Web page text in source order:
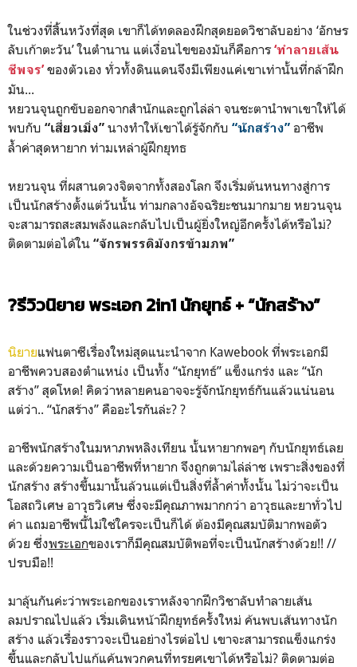
ในช่วงที่สิ้นหวังที่สุด เขาก็ได้ทดลองฝึกสุดยอดวิชาลับอย่าง ‘อักษร
ลับเก้าตะวัน’ ในตำนาน แต่เงื่อนไขของมันก็คือการ ‘ทำลายเส้น
ชีพจร’ ของตัวเอง ทั่วทั้งดินแดนจึงมีเพียงแค่เขาเท่านั้นที่กล้าฝึก
มัน...
หยวนจุนถูกขับออกจากสำนักและถูกไล่ล่า จนชะตานำพาเขาให้ได้
พบกับ “เสี่ยวเมิ่ง” นางทำให้เขาได้รู้จักกับ “นักสร้าง” อาชีพ
ล้ำค่าสุดหายาก ท่ามเหล่าผู้ฝึกยุทธ
หยวนจุน ที่ผสานดวงจิตจากทั้งสองโลก จึงเริ่มต้นหนทางสู่การ
เป็นนักสร้างตั้งแต่วันนั้น ท่ามกลางอัจฉริยะชนมากมาย หยวนจุน
จะสามารถสะสมพลังและกลับไปเป็นผู้ยิ่งใหญ่อีกครั้งได้หรือไม่?
ติดตามต่อได้ใน “จักรพรรดิมังกรข้ามภพ”
?รีวิวนิยาย พระเอก 2in1 นักยุทธ์ + “นักสร้าง”
นิยายแฟนตาซีเรื่องใหม่สุดแนะนำจาก Kawebook ที่พระเอกมี
อาชีพควบสองตำแหน่ง เป็นทั้ง “นักยุทธ์” แข็งแกร่ง และ “นัก
สร้าง” สุดโหด! คิดว่าหลายคนอาจจะรู้จักนักยุทธ์กันแล้วแน่นอน
แต่ว่า.. “นักสร้าง” คืออะไรกันล่ะ? ?
อาชีพนักสร้างในมหาภพหลิงเทียน นั้นหายากพอๆ กับนักยุทธ์เลย
และด้วยความเป็นอาชีพที่หายาก จึงถูกตามไล่ล่าช เพราะสิ่งของที่
นักสร้าง สร้างขึ้นมานั้นล้วนแต่เป็นสิ่งที่ล้ำค่าทั้งนั้น ไม่ว่าจะเป็น
โอสถวิเศษ อาวุธวิเศษ ซึ่งจะมีคุณภาพมากกว่า อาวุธและยาทั่วไป
ค่า แถมอาชีพนี้ไม่ใช่ใครจะเป็นก็ได้ ต้องมีคุณสมบัติมากพอตัว
ด้วย ซึ่งพระเอกของเราก็มีคุณสมบัติพอที่จะเป็นนักสร้างด้วย!! //
ปรบมือ!!
มาลุ้นกันค่ะว่าพระเอกของเราหลังจากฝึกวิชาลับทำลายเส้น
ลมปราณไปแล้ว เริ่มเดินหน้าฝึกยุทธ์ครั้งใหม่ ค้นพบเส้นทางนัก
สร้าง แล้วเรื่องราวจะเป็นอย่างไรต่อไป เขาจะสามารถแข็งแกร่ง
ขึ้นและกลับไปแก้แค้นพวกคนที่ทรยศเขาได้หรือไม่? ติดตามต่อ